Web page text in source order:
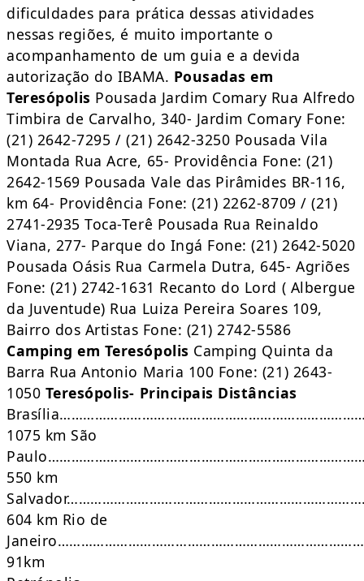
dificuldades para prática dessas atividades
nessas regiões, é muito importante o
acompanhamento de um guia e a devida
autorização do IBAMA. Pousadas em
Teresópolis Pousada Jardim Comary Rua Alfredo
Timbira de Carvalho, 340- Jardim Comary Fone:
(21) 2642-7295 / (21) 2642-3250 Pousada Vila
Montada Rua Acre, 65- Providência Fone: (21)
2642-1569 Pousada Vale das Pirâmides BR-116,
km 64- Providência Fone: (21) 2262-8709 / (21)
2741-2935 Toca-Terê Pousada Rua Reinaldo
Viana, 277- Parque do Ingá Fone: (21) 2642-5020
Pousada Oásis Rua Carmela Dutra, 645- Agriões
Fone: (21) 2742-1631 Recanto do Lord ( Albergue
da Juventude) Rua Luiza Pereira Soares 109,
Bairro dos Artistas Fone: (21) 2742-5586
Camping em Teresópolis Camping Quinta da
Barra Rua Antonio Maria 100 Fone: (21) 2643-
1050 Teresópolis- Principais Distâncias
1075 km São
550 km
604 km Rio de
91km